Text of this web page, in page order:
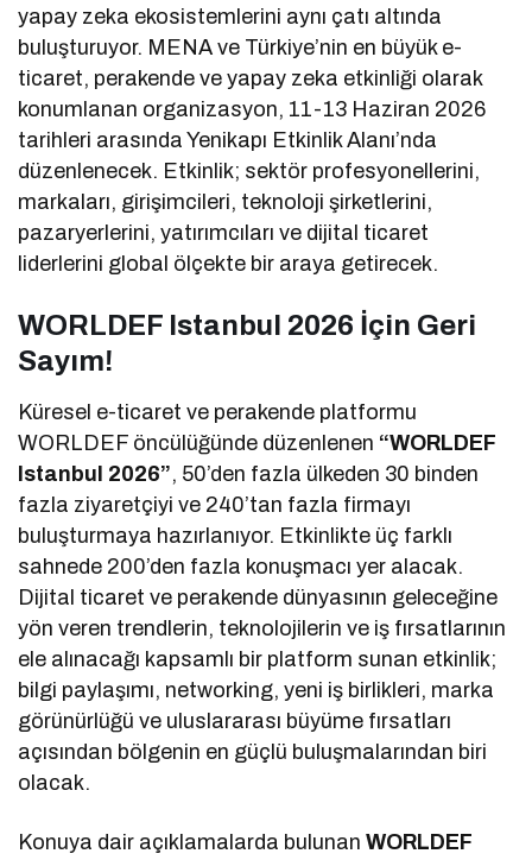
yapay zeka ekosistemlerini aynı çatı altında
buluşturuyor. MENA ve Türkiye’nin en büyük e-
ticaret, perakende ve yapay zeka etkinliği olarak
konumlanan organizasyon, 11-13 Haziran 2026
tarihleri arasında Yenikapı Etkinlik Alanı’nda
düzenlenecek. Etkinlik; sektör profesyonellerini,
markaları, girişimcileri, teknoloji şirketlerini,
pazaryerlerini, yatırımcıları ve dijital ticaret
liderlerini global ölçekte bir araya getirecek.
WORLDEF Istanbul 2026 İçin Geri
Sayım!
Küresel e-ticaret ve perakende platformu
WORLDEF öncülüğünde düzenlenen “WORLDEF
Istanbul 2026”, 50’den fazla ülkeden 30 binden
fazla ziyaretçiyi ve 240’tan fazla firmayı
buluşturmaya hazırlanıyor. Etkinlikte üç farklı
sahnede 200’den fazla konuşmacı yer alacak.
Dijital ticaret ve perakende dünyasının geleceğine
yön veren trendlerin, teknolojilerin ve iş fırsatlarının
ele alınacağı kapsamlı bir platform sunan etkinlik;
bilgi paylaşımı, networking, yeni iş birlikleri, marka
görünürlüğü ve uluslararası büyüme fırsatları
açısından bölgenin en güçlü buluşmalarından biri
olacak.
Konuya dair açıklamalarda bulunanWORLDEF